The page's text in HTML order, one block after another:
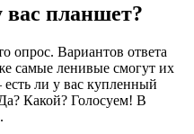
вас планшет?
опрос. Вариантов ответа
самые ленивые смогут их
ли у вас купленный
Какой? Голосуем! В